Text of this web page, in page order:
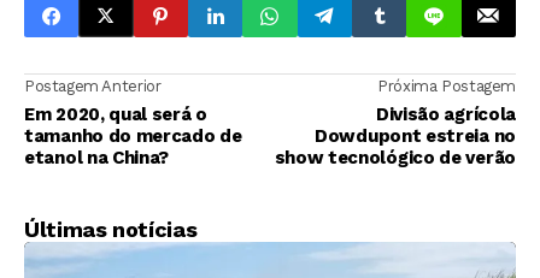
Postagem Anterior
Em 2020, qual será o
tamanho do mercado de
etanol na China?
Próxima Postagem
Divisão agrícola
Dowdupont estreia no
show tecnológico de verão
Últimas notícias